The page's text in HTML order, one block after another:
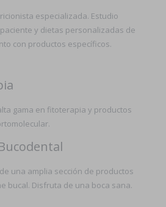
especializada. Estudio
y dietas personalizadas de
con productos específicos.
gama en fitoterapia y productos
una amplia sección de productos
bucal. Disfruta de una boca sana.